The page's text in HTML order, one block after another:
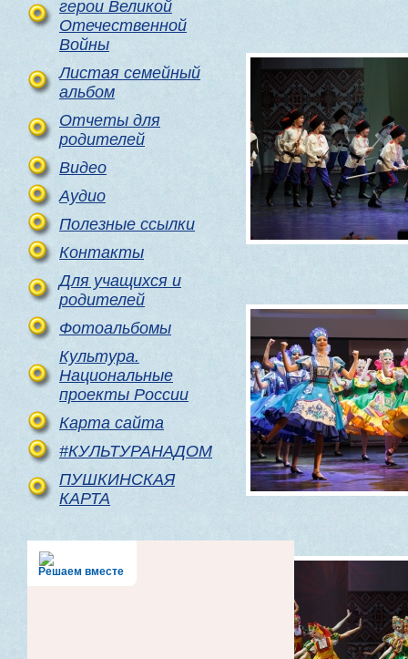
герои Великой
Отечественной
Войны
Листая семейный
альбом
Отчеты для
родителей
Видео
Аудио
Полезные ссылки
Контакты
Для учащихся и
родителей
Фотоальбомы
Культура.
Национальные
проекты России
Карта сайта
#КУЛЬТУРАНАДОМ
ПУШКИНСКАЯ
КАРТА
Решаем вместе